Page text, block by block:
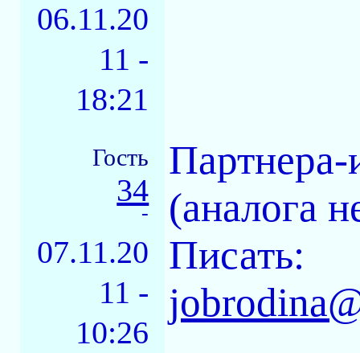
06.11.20
11 -
18:21
Гость
34
-
07.11.20
11 -
10:26
Партнера-
(аналога
Писать: